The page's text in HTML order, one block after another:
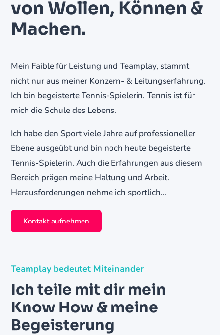
von Wollen, Können &
Machen.
Mein Faible für Leistung und Teamplay, stammt
nicht nur aus meiner Konzern- & Leitungserfahrung.
Ich bin begeisterte Tennis-Spielerin. Tennis ist für
mich die Schule des Lebens.
Ich habe den Sport viele Jahre auf professioneller
Ebene ausgeübt und bin noch heute begeisterte
Tennis-Spielerin. Auch die Erfahrungen aus diesem
Bereich prägen meine Haltung und Arbeit.
Herausforderungen nehme ich sportlich…
Kontakt aufnehmen
Teamplay bedeutet Miteinander
Ich teile mit dir mein
Know How & meine
Begeisterung